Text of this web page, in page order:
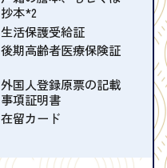
抄本*2
生活保護受給証
後期高齢者医療保険証
外国人登録原票の記載
事項証明書
在留カード